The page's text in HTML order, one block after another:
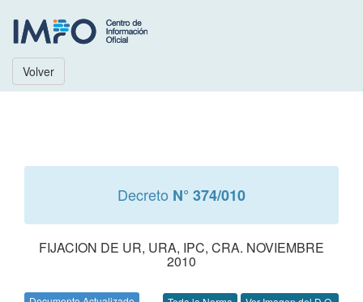
Volver
Decreto N° 374/010
FIJACION DE UR, URA, IPC, CRA. NOVIEMBRE
2010